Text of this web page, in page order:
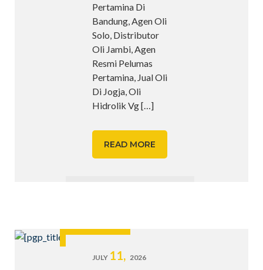
Pertamina Di
Bandung, Agen Oli
Solo, Distributor
Oli Jambi, Agen
Resmi Pelumas
Pertamina, Jual Oli
Di Jogja, Oli
Hidrolik Vg[…]
READ MORE
JULY 11, 2026